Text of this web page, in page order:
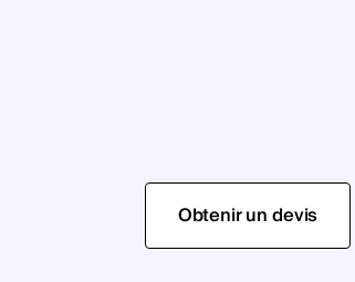
Obtenir un devis